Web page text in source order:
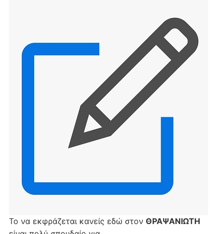
Το να εκφράζεται κανείς εδώ στον ΘΡΑΨΑΝΙΩΤΗ